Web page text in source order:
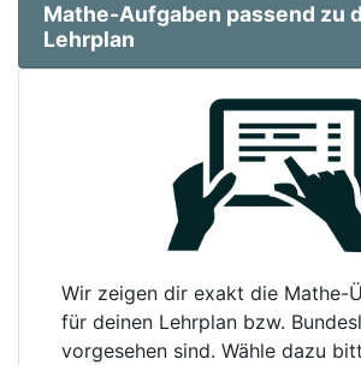
Mathe-Aufgaben passend zu
Lehrplan
Wir zeigen dir exakt die Mathe-
für deinen Lehrplan bzw.
vorgesehen sind. Wähle dazu